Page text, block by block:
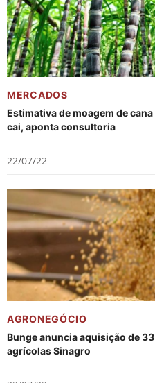
MERCADOS
Estimativa de moagem de
cai, aponta consultoria
22/07/22
AGRONEGÓCIO
Bunge anuncia aquisição de
agrícolas Sinagro